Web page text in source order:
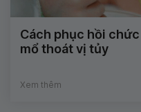
Cách phục hồi
mổ thoát vị tủy
Xem thêm